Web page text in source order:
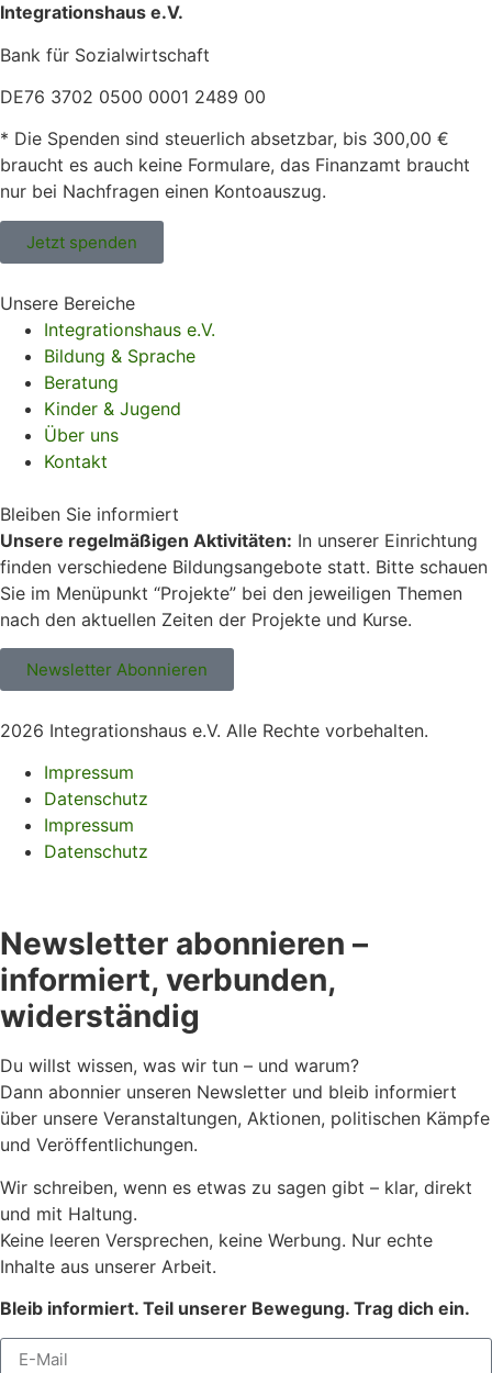
Integrationshaus e.V.
Bank für Sozialwirtschaft
DE76 3702 0500 0001 2489 00
* Die Spenden sind steuerlich absetzbar, bis 300,00 €
braucht es auch keine Formulare, das Finanzamt braucht
nur bei Nachfragen einen Kontoauszug.
Jetzt spenden
Unsere Bereiche
Integrationshaus e.V.
Bildung & Sprache
Beratung
Kinder & Jugend
Über uns
Kontakt
Bleiben Sie informiert
Unsere regelmäßigen Aktivitäten: In unserer Einrichtung
finden verschiedene Bildungsangebote statt. Bitte schauen
Sie im Menüpunkt “Projekte” bei den jeweiligen Themen
nach den aktuellen Zeiten der Projekte und Kurse.
Newsletter Abonnieren
2026 Integrationshaus e.V. Alle Rechte vorbehalten.
Impressum
Datenschutz
Impressum
Datenschutz
Newsletter abonnieren –
informiert, verbunden,
widerständig
Du willst wissen, was wir tun – und warum?
Dann abonnier unseren Newsletter und bleib informiert
über unsere Veranstaltungen, Aktionen, politischen Kämpfe
und Veröffentlichungen.
Wir schreiben, wenn es etwas zu sagen gibt – klar, direkt
und mit Haltung.
Keine leeren Versprechen, keine Werbung. Nur echte
Inhalte aus unserer Arbeit.
Bleib informiert. Teil unserer Bewegung. Trag dich ein.